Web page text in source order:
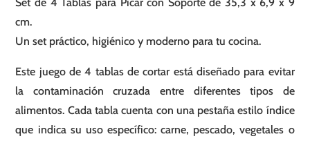
6,9
9
cantidad
cm.
Un set práctico, higiénico y moderno para tu cocina.
Este juego de 4 tablas de cortar está diseñado para evitar
la contaminación cruzada entre diferentes tipos de
alimentos. Cada tabla cuenta con una pestaña estilo índice
que indica su uso específico: carne, pescado, vegetales o